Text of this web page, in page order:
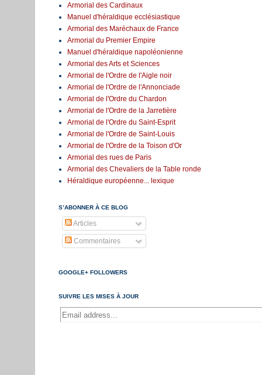
Armorial des Cardinaux
Manuel d'héraldique ecclésiastique
Armorial des Maréchaux de France
Armorial du Premier Empire
Manuel d'héraldique napoléonienne
Armorial des Arts et Sciences
Armorial de l'Ordre de l'Aigle noir
Armorial de l'Ordre de l'Annonciade
Armorial de l'Ordre du Chardon
Armorial de l'Ordre de la Jarretière
Armorial de l'Ordre du Saint-Esprit
Armorial de l'Ordre de Saint-Louis
Armorial de l'Ordre de la Toison d'Or
Armorial des rues de Paris
Armorial des Chevaliers de la Table ronde
Héraldique européenne... lexique
S’ABONNER À CE BLOG
Articles
Commentaires
GOOGLE+ FOLLOWERS
SUIVRE LES MISES À JOUR